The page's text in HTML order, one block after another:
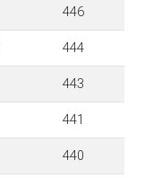
446
444
443
441
440